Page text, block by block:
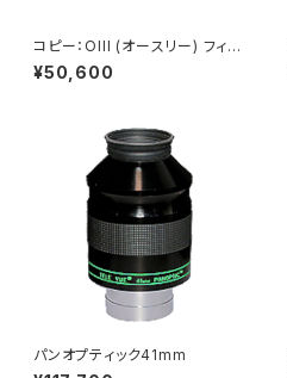
コピー：OIII (オースリー) フィル
ター、2インチ用
¥50,600
パンオプティック41mm